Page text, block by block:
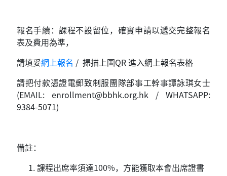
報名手續：課程不設留位，確實申請以遞交完整報名
表及費用為準，
請填妥網上報名 / 掃描上圖QR 進入網上報名表格
請把付款憑證電郵致制服團隊部事工幹事譚詠琪女士
(EMAIL: enrollment@bbhk.org.hk / WHATSAPP:
9384-5071)
備註：
課程出席率須達100%，方能獲取本會出席證書